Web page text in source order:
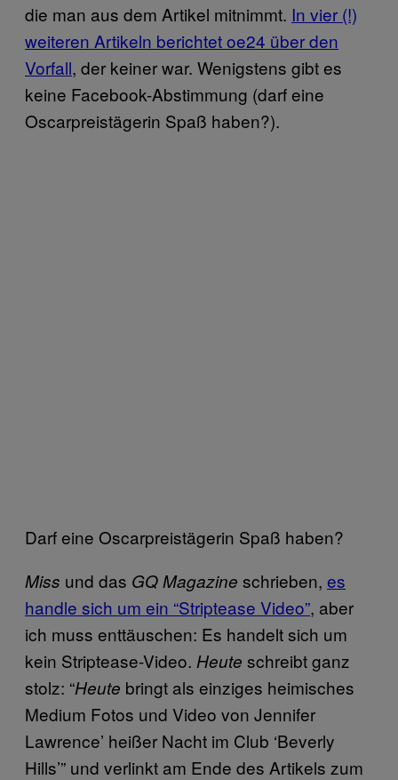
die man aus dem Artikel mitnimmt. In vier (!)
weiteren Artikeln berichtet oe24 über den
Vorfall, der keiner war. Wenigstens gibt es
keine Facebook-Abstimmung (darf eine
Oscarpreistägerin Spaß haben?).
Darf eine Oscarpreistägerin Spaß haben?
Miss und das GQ Magazine schrieben, es
handle sich um ein “Striptease Video”, aber
ich muss enttäuschen: Es handelt sich um
kein Striptease-Video. Heute schreibt ganz
stolz: “Heute bringt als einziges heimisches
Medium Fotos und Video von Jennifer
Lawrence’ heißer Nacht im Club ‘Beverly
Hills’” und verlinkt am Ende des Artikels zum